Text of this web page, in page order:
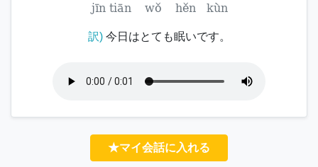
jīn tiān wǒ hěn kùn
訳)今日はとても眠いです。
★マイ会話に入れる